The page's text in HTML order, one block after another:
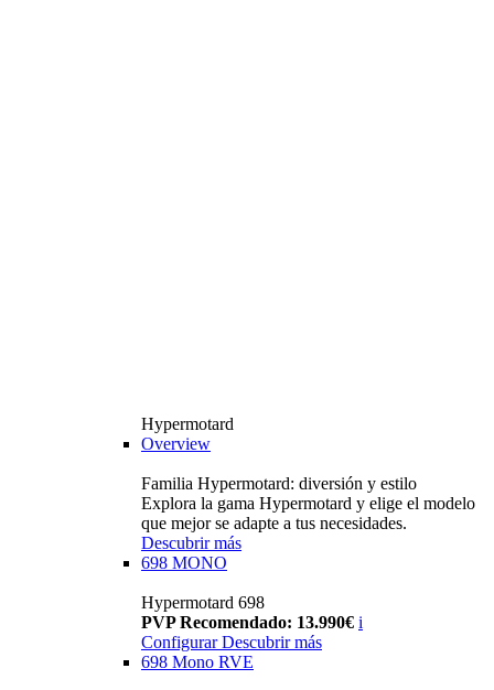
Hypermotard
Overview
Familia Hypermotard: diversión y estilo
Explora la gama Hypermotard y elige el modelo
que mejor se adapte a tus necesidades.
Descubrir más
698 MONO
Hypermotard 698
PVP Recomendado: 13.990€ i
ConfigurarDescubrir más
698 Mono RVE